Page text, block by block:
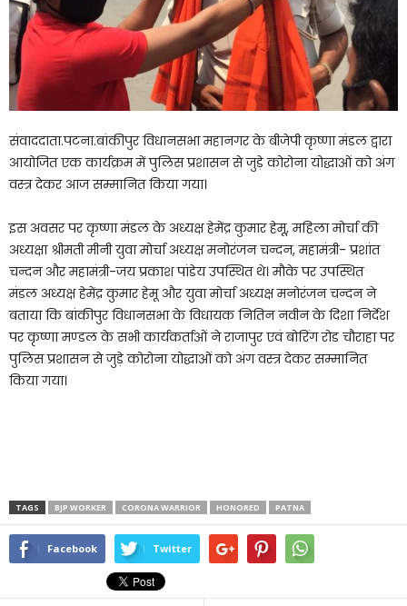
संवाददाता.पटना.बांकीपुर विधानसभा महानगर के बीजेपी कृष्णा मंडल द्वारा
आयोजित एक कार्यक्रम में पुलिस प्रशासन से जुड़े कोरोना योद्धाओं को अंग
वस्त्र देकर आज सम्मानित किया गया।
इस अवसर पर कृष्णा मंडल के अध्यक्ष हेमेंद्र कुमार हेमू, महिला मोर्चा की
अध्यक्षा श्रीमती मीनी युवा मोर्चा अध्यक्ष मनोरंजन चन्दन, महामंत्री- प्रशांत
चन्दन और महामंत्री-जय प्रकाश पांडेय उपस्थित थे। मौके पर उपस्थित
मंडल अध्यक्ष हेमेंद्र कुमार हेमू और युवा मोर्चा अध्यक्ष मनोरंजन चन्दन ने
बताया कि बांकीपुर विधानसभा के विधायक नितिन नवीन के दिशा निर्देश
पर कृष्णा मण्डल के सभी कार्यकर्ताओं ने राजापुर एवं बोरिंग रोड चौराहा पर
पुलिस प्रशासन से जुड़े कोरोना योद्धाओं को अंग वस्त्र देकर सम्मानित
किया गया।
TAGS BJP WORKER CORONA WARRIOR HONORED PATNA
Facebook Twitter